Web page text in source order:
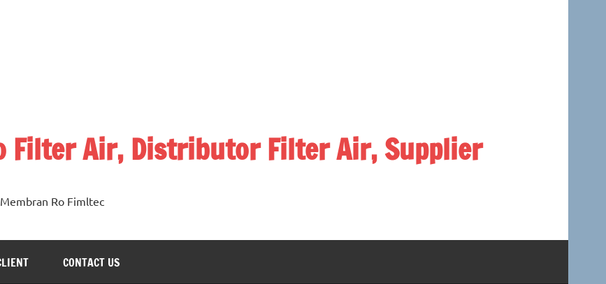
Filter Air, Distributor Filter Air, Supplier
Ro Fimltec
CONTACT US